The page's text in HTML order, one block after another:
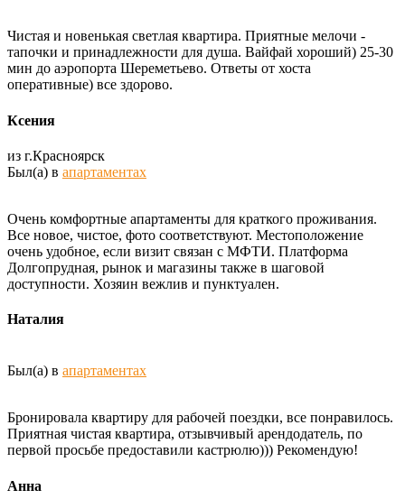
Чистая и новенькая светлая квартира. Приятные мелочи -
тапочки и принадлежности для душа. Вайфай хороший) 25-30
мин до аэропорта Шереметьево. Ответы от хоста
оперативные) все здорово.
Ксения
из г.Красноярск
Был(а) в апартаментах
Очень комфортные апартаменты для краткого проживания.
Все новое, чистое, фото соответствуют. Местоположение
очень удобное, если визит связан с МФТИ. Платформа
Долгопрудная, рынок и магазины также в шаговой
доступности. Хозяин вежлив и пунктуален.
Наталия
Был(а) в апартаментах
Бронировала квартиру для рабочей поездки, все понравилось.
Приятная чистая квартира, отзывчивый арендодатель, по
первой просьбе предоставили кастрюлю))) Рекомендую!
Анна